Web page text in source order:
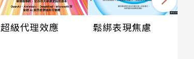
超級代理效應 鬆綁表現焦慮